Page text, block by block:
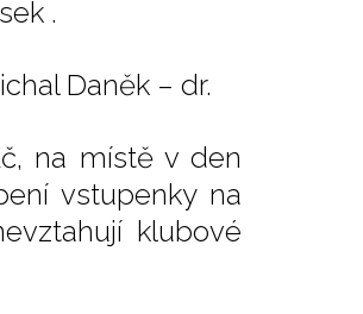
.
Daněk – dr.
na místě v den
vstupenky na
klubové